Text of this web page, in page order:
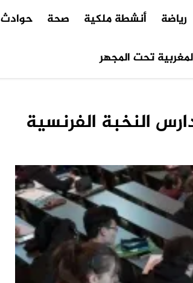
رياضة أنشطة ملكية صحة حوادث
تحت المجهر
النخبة الفرنسية